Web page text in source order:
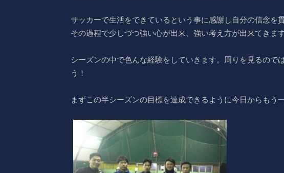
サッカーで生活をできているという事に感謝し自分の信念
その過程で少しづつ強い心が出来、強い考え方が出来てきます
シーズンの中で色んな経験をしていきます。周りを見るので
う！
まずこの半シーズンの目標を達成できるように今日からもう